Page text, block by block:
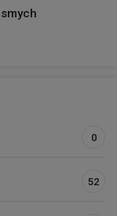
0
52